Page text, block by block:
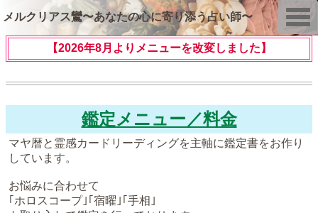
メルクリアス鸞〜あなたの心に寄り添う占い師〜
【2026年8月よりメニューを改変しました】
鑑定メニュー／料金
マヤ暦と霊感カードリーディングを主軸に鑑定書をお作り
しています。
お悩みに合わせて
｢ホロスコープ｣｢宿曜｣｢手相｣
T
o
g
a
i
t
i